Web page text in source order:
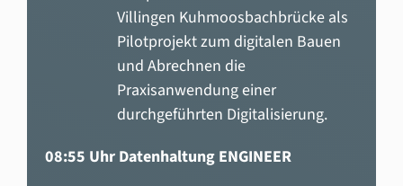
Villingen Kuhmoosbachbrücke als
Pilotprojekt zum digitalen Bauen
und Abrechnen die
Praxisanwendung einer
durchgeführten Digitalisierung.
08:55 Uhr Datenhaltung ENGINEER